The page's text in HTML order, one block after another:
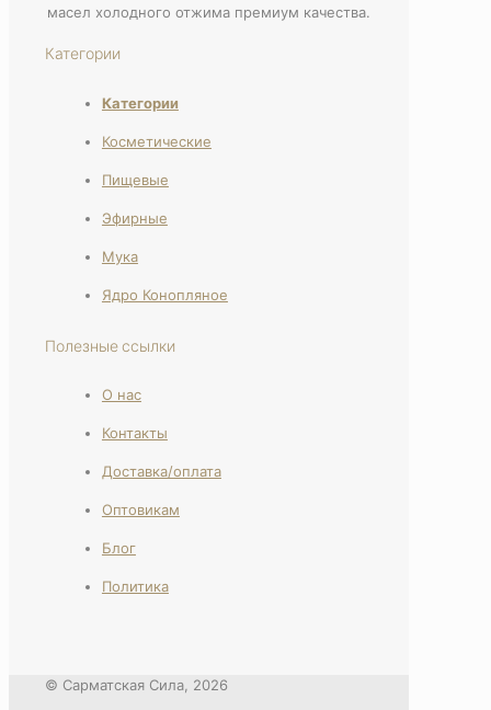
масел холодного отжима премиум качества.
Категории
Категории
Косметические
Пищевые
Эфирные
Мука
Ядро Конопляное
Полезные ссылки
О нас
Контакты
Доставка/оплата
Оптовикам
Блог
Политика
© Сарматская Сила, 2026